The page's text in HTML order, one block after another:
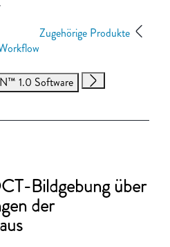
Zugehörige Produkte
1.0 Software
Bildgebung über
der